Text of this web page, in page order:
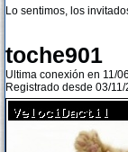
Lo sentimos, los
toche901
Ultima conexión en 11/
Registrado desde 03/